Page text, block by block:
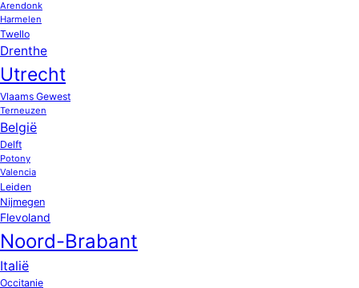
Arendonk
Harmelen
Twello
Drenthe
Utrecht
Vlaams Gewest
Terneuzen
België
Delft
Potony
Valencia
Leiden
Nijmegen
Flevoland
Noord-Brabant
Italië
Occitanie